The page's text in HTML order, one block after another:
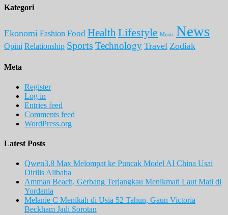
Kategori
Ekonomi Fashion Food Health Lifestyle Music News
Opini Relationship Sports Technology Travel Zodiak
Meta
Register
Log in
Entries feed
Comments feed
WordPress.org
Latest Posts
Qwen3.8 Max Melompat ke Puncak Model AI China Usai
Dirilis Alibaba
Amman Beach, Gerbang Terjangkau Menikmati Laut Mati di
Yordania
Melanie C Menikah di Usia 52 Tahun, Gaun Victoria
Beckham Jadi Sorotan